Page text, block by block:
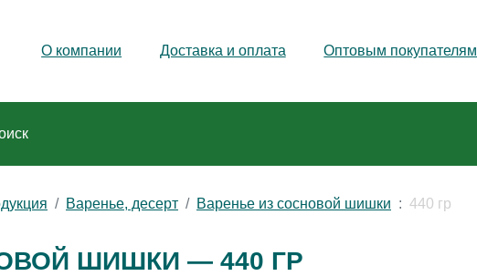
О компании Доставка и оплата Оптовым покупателям
Варенье, десерт Варенье из сосновой шишки 440 гр
ШИШКИ — 440 ГР